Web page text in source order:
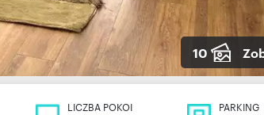
10
LICZBA POKOI PARKING